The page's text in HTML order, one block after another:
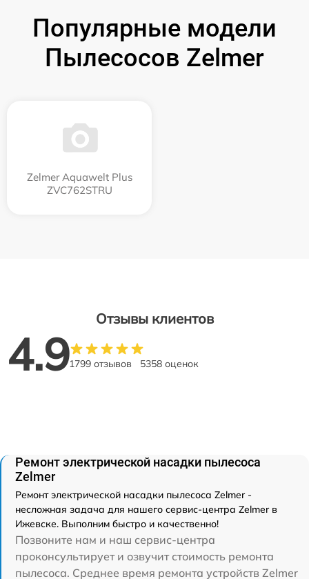
Популярные модели
Пылесосов Zelmer
Zelmer Aquawelt Plus
ZVC762STRU
Отзывы клиентов
4.91799 отзывов 5358 оценок
Ремонт электрической насадки пылесоса
Zelmer
Ремонт электрической насадки пылесоса Zelmer -
несложная задача для нашего сервис-центра Zelmer в
Ижевске. Выполним быстро и качественно!
Позвоните нам и наш сервис-центра
проконсультирует и озвучит стоимость ремонта
пылесоса. Среднее время ремонта устройств Zelmer